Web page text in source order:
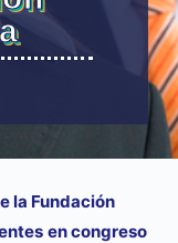
la Fundación
en congreso